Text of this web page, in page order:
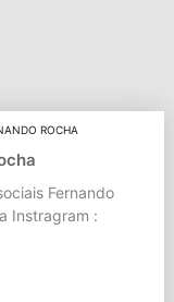
ROCHA
Fernando
Instragram :